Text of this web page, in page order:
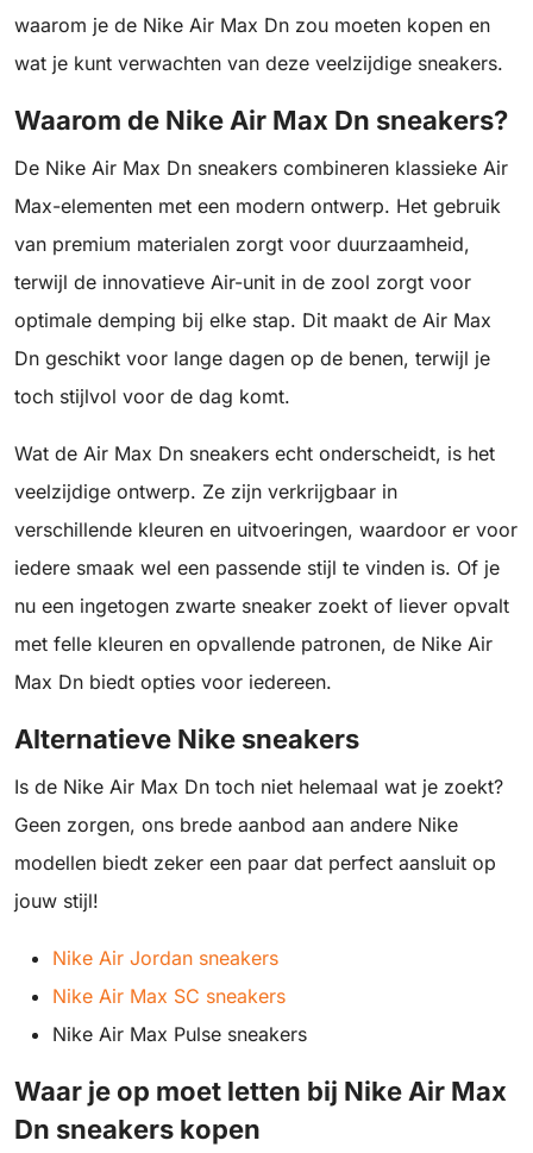
waarom je de Nike Air Max Dn zou moeten kopen en
wat je kunt verwachten van deze veelzijdige sneakers.
Waarom de Nike Air Max Dn sneakers?
De Nike Air Max Dn sneakers combineren klassieke Air
Max-elementen met een modern ontwerp. Het gebruik
van premium materialen zorgt voor duurzaamheid,
terwijl de innovatieve Air-unit in de zool zorgt voor
optimale demping bij elke stap. Dit maakt de Air Max
Dn geschikt voor lange dagen op de benen, terwijl je
toch stijlvol voor de dag komt.
Wat de Air Max Dn sneakers echt onderscheidt, is het
veelzijdige ontwerp. Ze zijn verkrijgbaar in
verschillende kleuren en uitvoeringen, waardoor er voor
iedere smaak wel een passende stijl te vinden is. Of je
nu een ingetogen zwarte sneaker zoekt of liever opvalt
met felle kleuren en opvallende patronen, de Nike Air
Max Dn biedt opties voor iedereen.
Alternatieve Nike sneakers
Is de Nike Air Max Dn toch niet helemaal wat je zoekt?
Geen zorgen, ons brede aanbod aan andere Nike
modellen biedt zeker een paar dat perfect aansluit op
jouw stijl!
Nike Air Jordan sneakers
Nike Air Max SC sneakers
Nike Air Max Pulse sneakers
Waar je op moet letten bij Nike Air Max
Dn sneakers kopen